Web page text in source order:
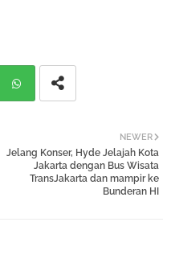
atsa
NEWER
Jelang Konser, Hyde Jelajah Kota
Jakarta dengan Bus Wisata
TransJakarta dan mampir ke
Bunderan HI